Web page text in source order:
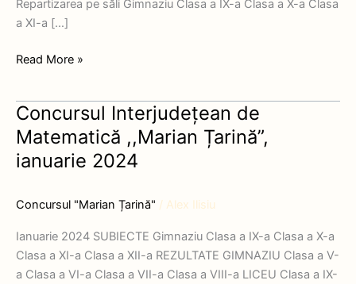
Repartizarea pe săli Gimnaziu Clasa a IX-a Clasa a X-a Clasa
a XI-a […]
Read More »
Concursul Interjudețean de
Matematică ,,Marian Țarină”,
ianuarie 2024
Concursul "Marian Țarină" / Alex Ilisiu
Ianuarie 2024 SUBIECTE Gimnaziu Clasa a IX-a Clasa a X-a
Clasa a XI-a Clasa a XII-a REZULTATE GIMNAZIU Clasa a V-
a Clasa a VI-a Clasa a VII-a Clasa a VIII-a LICEU Clasa a IX-
Concursul
Interjudețean
Matematică
Țarină”,
2024